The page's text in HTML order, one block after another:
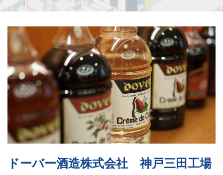
ドーバー酒造株式会社 神戸三田工場